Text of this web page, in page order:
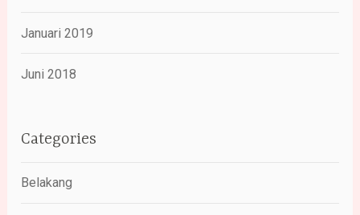
Januari 2019
Juni 2018
Categories
Belakang